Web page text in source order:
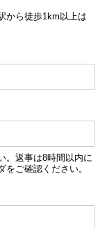
から徒歩1km以上は
。返事は8時間以内に
ご確認ください。